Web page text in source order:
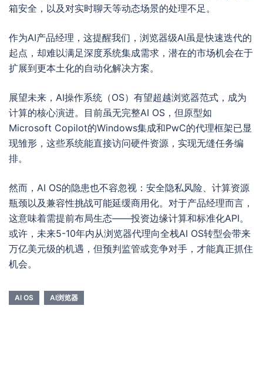
箱安全，以及对实时聊天等动态场景的处理不足。
作为AI产品经理，这提醒我们，浏览器级AI虽是快速迭代的
起点，却难以满足深度系统集成需求，潜在的市场机会在于
扩展到更本土化的自动化解决方案。
展望未来，AI操作系统（OS）有望超越浏览器范式，成为
计算的核心演进。目前虽无完整AI OS，但原型如
Microsoft Copilot的Windows集成和PwC的代理框架已显
现雏形，这些系统能直接访问硬件资源，实现无缝任务编
排。
然而，AI OS的隐患也不容忽视：安全隐私风险、计算资源
瓶颈以及兼容性挑战可能延缓商用化。对于产品经理而言，
这意味着需提前布局生态——投资边缘计算和标准化API。
或许，未来5-10年内从浏览器代理向全栈AI OS转型会带来
万亿美元级的机遇，但预判监管或竞争对手，才能真正抓住
机会。
AI OS AI浏览器